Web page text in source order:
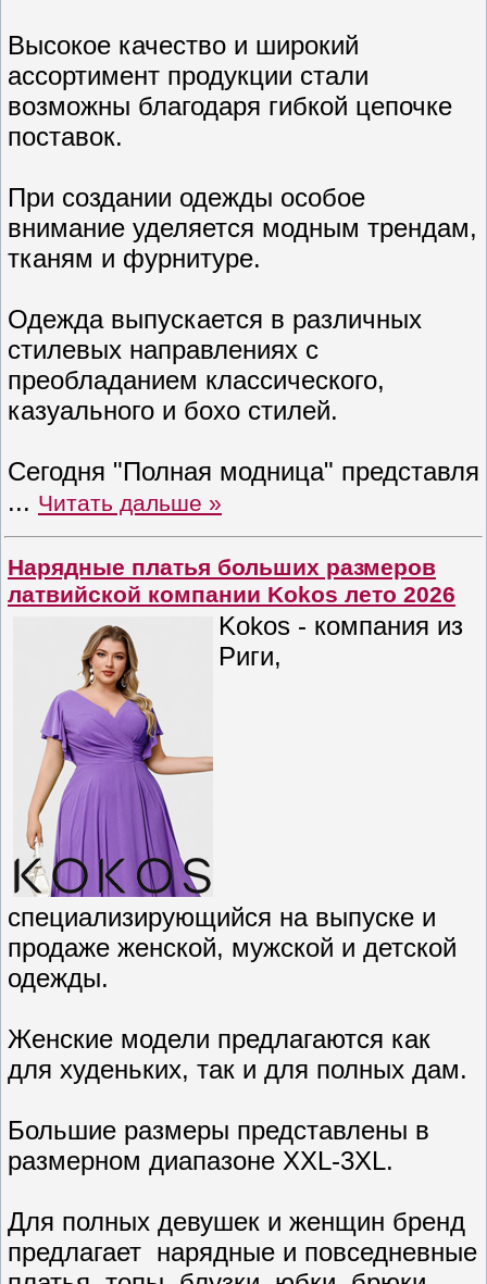
Высокое качество и широкий
ассортимент продукции стали
возможны благодаря гибкой цепочке
поставок.
При создании одежды особое
внимание уделяется модным трендам,
тканям и фурнитуре.
Одежда выпускается в различных
стилевых направлениях с
преобладанием классического,
казуального и бохо стилей.
Сегодня "Полная модница" представля
... Читать дальше »
Нарядные платья больших размеров
латвийской компании Kokos лето 2026
Kokos - компания из
Риги,
специализирующийся на выпуске и
продаже женской, мужской и детской
одежды.
Женские модели предлагаются как
для худеньких, так и для полных дам.
Большие размеры представлены в
размерном диапазоне XXL-3XL.
Для полных девушек и женщин бренд
предлагает нарядные и повседневные